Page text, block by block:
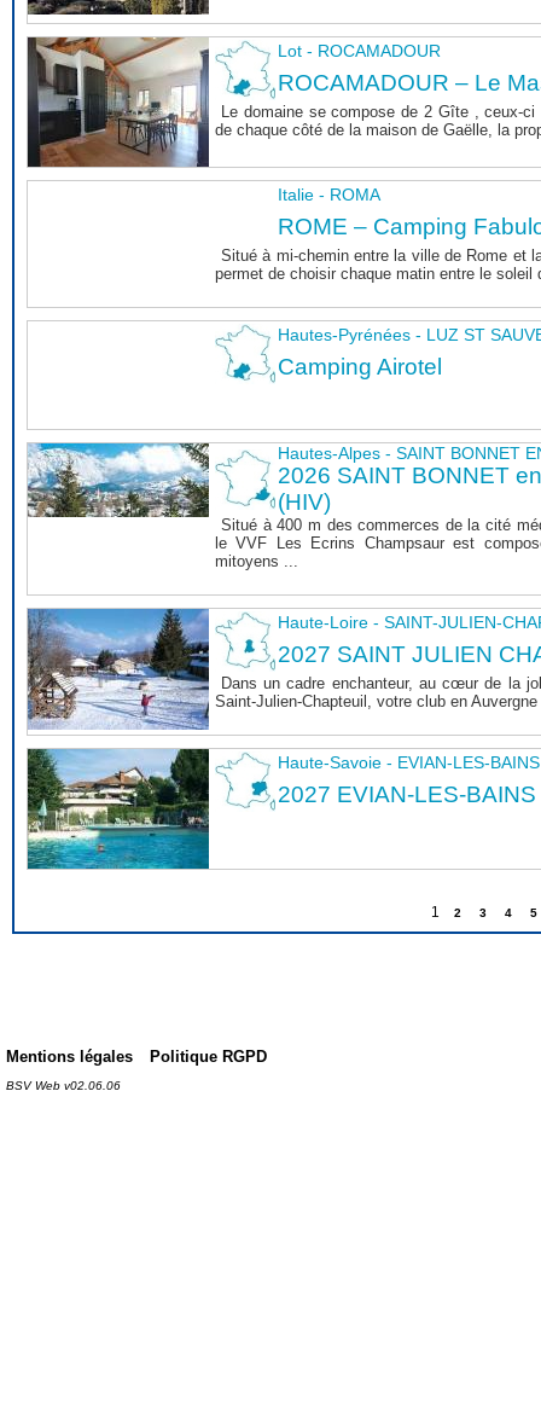
Lot - ROCAMADOUR
ROCAMADOUR – Le
Le domaine se compose de 2 Gîte , ceux-
de chaque côté de la maison de Gaëlle, la
Italie - ROMA
ROME – Camping
Situé à mi-chemin entre la ville de Rome et
permet de choisir chaque matin entre le soleil
Hautes-Pyrénées - LUZ ST
Camping Airotel
Hautes-Alpes - SAINT BONNET
2026 SAINT BONNET
(HIV)
Situé à 400 m des commerces de la cité
le VVF Les Ecrins Champsaur est
mitoyens ...
Haute-Loire - SAINT-JULIEN-
2027 SAINT JULIEN
Dans un cadre enchanteur, au cœur de la
Saint-Julien-Chapteuil, votre club en
Haute-Savoie - EVIAN-LES-BAINS
2027 EVIAN-LES-BAINS
1 2 3 4 5
Mentions légales Politique RGPD
BSV Web v02.06.06